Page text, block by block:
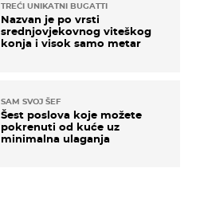
TREĆI UNIKATNI BUGATTI
Nazvan je po vrsti
srednjovjekovnog viteškog
konja i visok samo metar
SAM SVOJ ŠEF
Šest poslova koje možete
pokrenuti od kuće uz
minimalna ulaganja